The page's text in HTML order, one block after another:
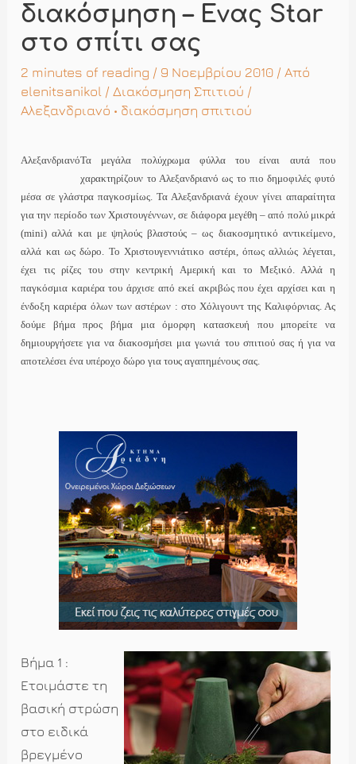
διακόσμηση – Ενας Star
στο σπίτι σας
2 minutes of reading / 9 Νοεμβρίου 2010 / Από
elenitsanikol /Διακόσμηση Σπιτιού /
Αλεξανδριανό • διακόσμηση σπιτιού
ΑλεξανδριανόΤα μεγάλα πολύχρωμα φύλλα του είναι αυτά που
χαρακτηρίζουν το Αλεξανδριανό ως το πιο δημοφιλές φυτό
μέσα σε γλάστρα παγκοσμίως. Τα Αλεξανδριανά έχουν γίνει απαραίτητα
για την περίοδο των Χριστουγέννων, σε διάφορα μεγέθη – από πολύ μικρά
(mini) αλλά και με ψηλούς βλαστούς – ως διακοσμητικό αντικείμενο,
αλλά και ως δώρο. Το Χριστουγεννιάτικο αστέρι, όπως αλλιώς λέγεται,
έχει τις ρίζες του στην κεντρική Αμερική και το Μεξικό. Αλλά η
παγκόσμια καριέρα του άρχισε από εκεί ακριβώς που έχει αρχίσει και η
ένδοξη καριέρα όλων των αστέρων : στο Χόλιγουντ της Καλιφόρνιας. Ας
δούμε βήμα προς βήμα μια όμορφη κατασκευή που μπορείτε να
δημιουργήσετε για να διακοσμήσει μια γωνιά του σπιτιού σας ή για να
αποτελέσει ένα υπέροχο δώρο για τους αγαπημένους σας.
Βήμα 1 :
Ετοιμάστε τη
βασική στρώση
στο ειδικά
βρεγμένο